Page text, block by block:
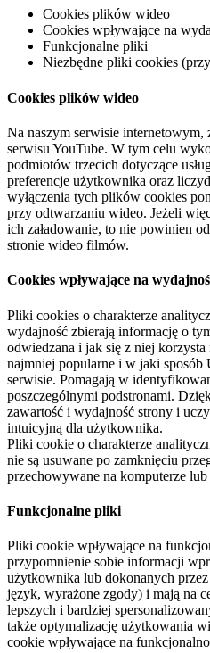
Cookies plików wideo
Cookies wpływające na
Funkcjonalne pliki
Niezbędne pliki cookies
Cookies plików wideo
Na naszym serwisie internetowym,
serwisu YouTube. W tym celu
podmiotów trzecich dotyczące
preferencje użytkownika oraz
wyłączenia tych plików cookies
przy odtwarzaniu wideo. Jeżeli
ich załadowanie, to nie powinien
stronie wideo filmów.
Cookies wpływające na
Pliki cookies o charakterze
wydajność zbierają informację o
odwiedzana i jak się z niej
najmniej popularne i w jaki
serwisie. Pomagają w
poszczególnymi podstronami.
zawartość i wydajność strony i
intuicyjną dla użytkownika.
Pliki cookie o charakterze
nie są usuwane po zamknięciu
przechowywane na komputerze
Funkcjonalne pliki
Pliki cookie wpływające na
przypomnienie sobie informacji
użytkownika lub dokonanych
język, wyrażone zgody) i mają na
lepszych i bardziej
także optymalizację użytkowania
cookie wpływające na